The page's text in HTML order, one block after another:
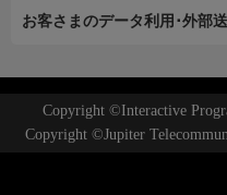
お客さまのデータ利用･外部
Copyright ©Interactive
Copyright ©Jupiter